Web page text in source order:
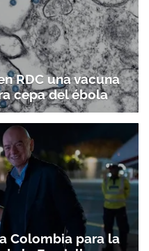
RDC una vacuna
cepa del ébola
Colombia para la